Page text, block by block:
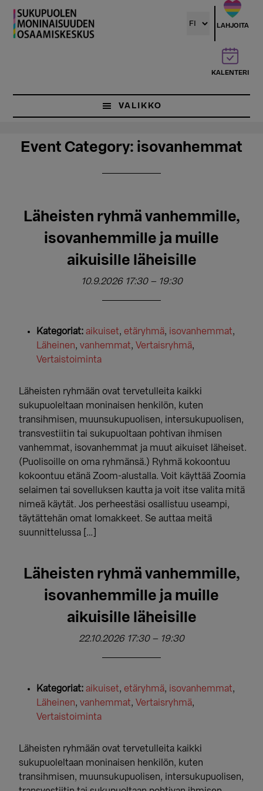
Hyppää
pääsisältöön
LAHJOITA
KALENTERI
VALIKKO
Event Category: isovanhemmat
Läheisten ryhmä vanhemmille,
isovanhemmille ja muille
aikuisille läheisille
10.9.2026 17:30– 19:30
Kategoriat: aikuiset,etäryhmä, isovanhemmat,
Läheinen,vanhemmat,Vertaisryhmä,
Vertaistoiminta
Läheisten ryhmään ovat tervetulleita kaikki
sukupuoleltaan moninaisen henkilön, kuten
transihmisen, muunsukupuolisen, intersukupuolisen,
transvestiitin tai sukupuoltaan pohtivan ihmisen
vanhemmat, isovanhemmat ja muut aikuiset läheiset.
(Puolisoille on oma ryhmänsä.) Ryhmä kokoontuu
kokoontuu etänä Zoom-alustalla. Voit käyttää Zoomia
selaimen tai sovelluksen kautta ja voit itse valita mitä
nimeä käytät. Jos perheestäsi osallistuu useampi,
täytättehän omat lomakkeet. Se auttaa meitä
suunnittelussa […]
Läheisten ryhmä vanhemmille,
isovanhemmille ja muille
aikuisille läheisille
22.10.2026 17:30– 19:30
Kategoriat: aikuiset,etäryhmä, isovanhemmat,
Läheinen,vanhemmat,Vertaisryhmä,
Vertaistoiminta
Läheisten ryhmään ovat tervetulleita kaikki
sukupuoleltaan moninaisen henkilön, kuten
transihmisen, muunsukupuolisen, intersukupuolisen,